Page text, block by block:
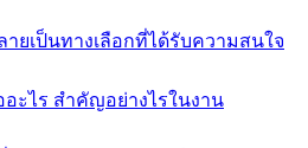
ยเป็นทางเลือกที่ได้รับความสนใจ
ะไร สำคัญอย่างไรในงาน